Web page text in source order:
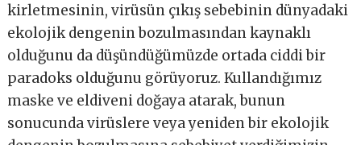
kirletmesinin, virüsün çıkış sebebinin dünyadaki
ekolojik dengenin bozulmasından kaynaklı
olduğunu da düşündüğümüzde ortada ciddi bir
paradoks olduğunu görüyoruz. Kullandığımız
maske ve eldiveni doğaya atarak, bunun
sonucunda virüslere veya yeniden bir ekolojik